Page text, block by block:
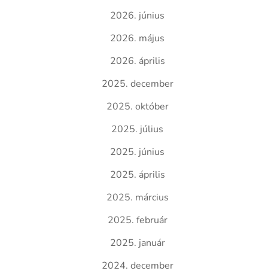
2026. június
2026. május
2026. április
2025. december
2025. október
2025. július
2025. június
2025. április
2025. március
2025. február
2025. január
2024. december